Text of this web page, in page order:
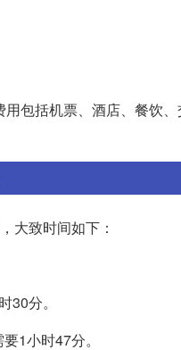
包括机票、酒店、餐饮
大致时间如下：
分。
1小时47分。